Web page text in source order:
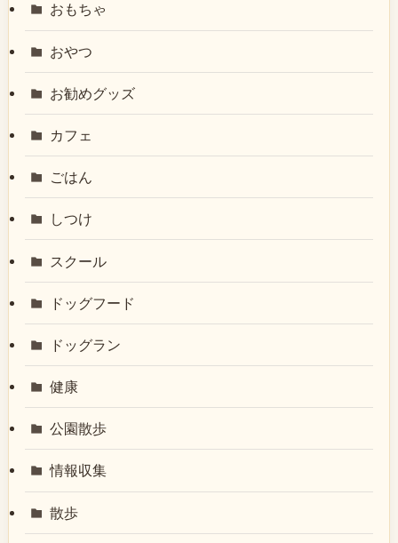
おもちゃ
おやつ
お勧めグッズ
カフェ
ごはん
しつけ
スクール
ドッグフード
ドッグラン
健康
公園散歩
情報収集
散歩